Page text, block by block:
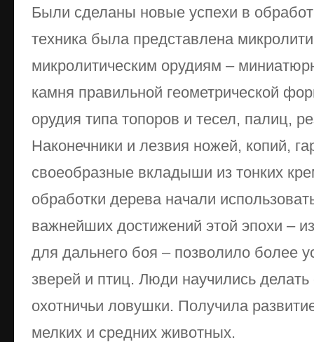
Были сделаны новые успехи в
техника была представлена
микролитическим орудиям –
камня правильной геометрической
орудия типа топоров и тесел, палиц,
Наконечники и лезвия ножей, копий,
своеобразные вкладыши из тонких
обработки дерева начали
важнейших достижений этой эпохи –
для дальнего боя – позволило более
зверей и птиц. Люди научились делать
охотничьи ловушки. Получила
мелких и средних животных.